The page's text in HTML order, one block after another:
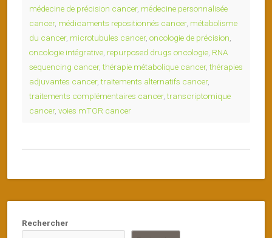
médecine de précision cancer, médecine personnalisée
cancer, médicaments repositionnés cancer, métabolisme
du cancer, microtubules cancer, oncologie de précision
oncologie intégrative repurposed drugs oncologie RNA
sequencing cancer,thérapie métabolique cancer,thérapies
adjuvantes cancer,traitements alternatifs cancer,
traitements complémentaires cancer,transcriptomique
cancer, voies mTOR cancer
Rechercher